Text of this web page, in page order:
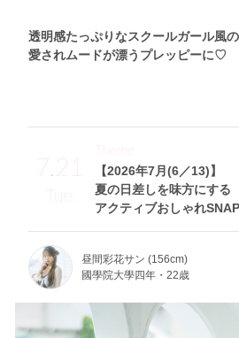
透明感たっぷりなスクールガール風の
愛されムードが漂うプレッピーに♡
7.21
Tue
【2026年7月(6／13)】
夏の日差しを味方にする
アクティブおしゃれ
Theme
昼間彩花サン (156cm)
國學院大學四年・22歳